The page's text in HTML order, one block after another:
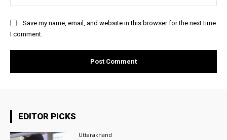
Save my name, email, and website in this browser for the next time
I comment.
EDITOR PICKS
Uttarakhand